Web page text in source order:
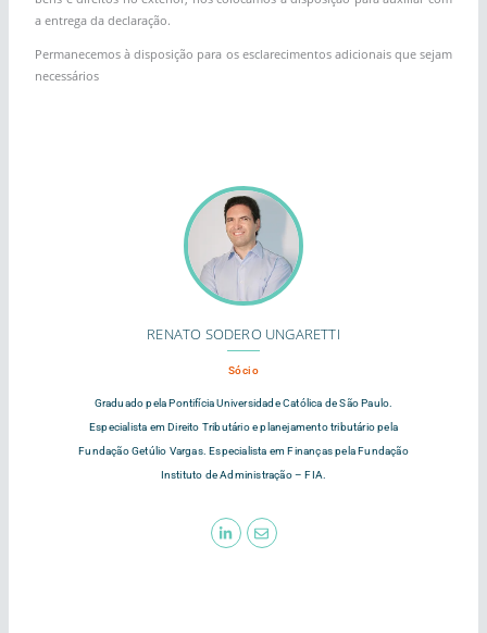
a entrega da declaração.
Permanecemos à disposição para os esclarecimentos adicionais que sejam
necessários
RENATO SODERO UNGARETTI
Sócio
Graduado pela Pontifícia Universidade Católica de São Paulo.
Especialista em Direito Tributário e planejamento tributário pela
Fundação Getúlio Vargas. Especialista em Finanças pela Fundação
Instituto de Administração – FIA.